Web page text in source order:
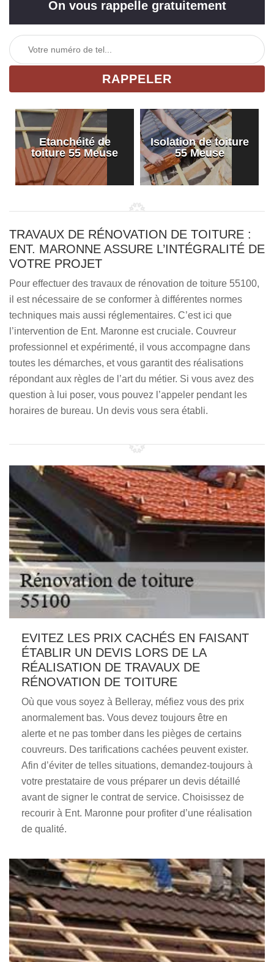
On vous rappelle gratuitement
Etanchéité de
toiture 55 Meuse
Isolation de toiture
55 Meuse
TRAVAUX DE RÉNOVATION DE TOITURE :
ENT. MARONNE ASSURE L’INTÉGRALITÉ DE
VOTRE PROJET
Pour effectuer des travaux de rénovation de toiture 55100,
il est nécessaire de se conformer à différentes normes
techniques mais aussi réglementaires. C’est ici que
l’intervention de Ent. Maronne est cruciale. Couvreur
professionnel et expérimenté, il vous accompagne dans
toutes les démarches, et vous garantit des réalisations
répondant aux règles de l’art du métier. Si vous avez des
question à lui poser, vous pouvez l’appeler pendant les
horaires de bureau. Un devis vous sera établi.
EVITEZ LES PRIX CACHÉS EN FAISANT
ÉTABLIR UN DEVIS LORS DE LA
RÉALISATION DE TRAVAUX DE
RÉNOVATION DE TOITURE
Où que vous soyez à Belleray, méfiez vous des prix
anormalement bas. Vous devez toujours être en
alerte et ne pas tomber dans les pièges de certains
couvreurs. Des tarifications cachées peuvent exister.
Afin d’éviter de telles situations, demandez-toujours à
votre prestataire de vous préparer un devis détaillé
avant de signer le contrat de service. Choisissez de
recourir à Ent. Maronne pour profiter d’une réalisation
de qualité.